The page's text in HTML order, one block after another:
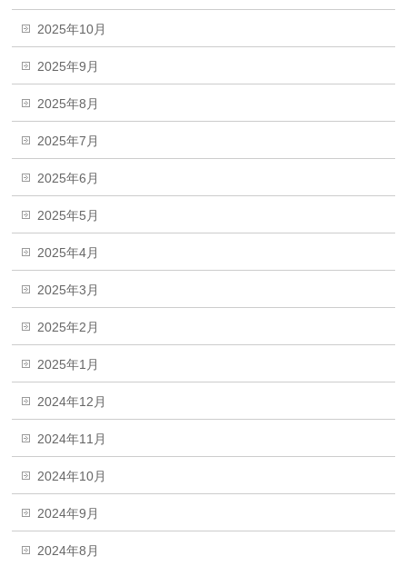
2025年10月
2025年9月
2025年8月
2025年7月
2025年6月
2025年5月
2025年4月
2025年3月
2025年2月
2025年1月
2024年12月
2024年11月
2024年10月
2024年9月
2024年8月